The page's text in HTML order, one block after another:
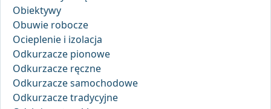
Obiektywy
Obuwie robocze
Ocieplenie i izolacja
Odkurzacze pionowe
Odkurzacze ręczne
Odkurzacze samochodowe
Odkurzacze tradycyjne